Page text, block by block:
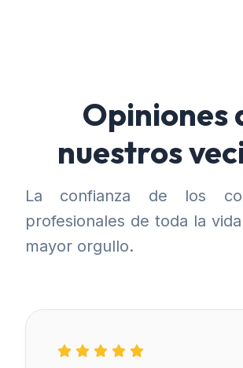
Opiniones
nuestros
La confianza de los
profesionales de toda la
mayor orgullo.